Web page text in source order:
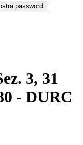
password
3, 31
- DURC